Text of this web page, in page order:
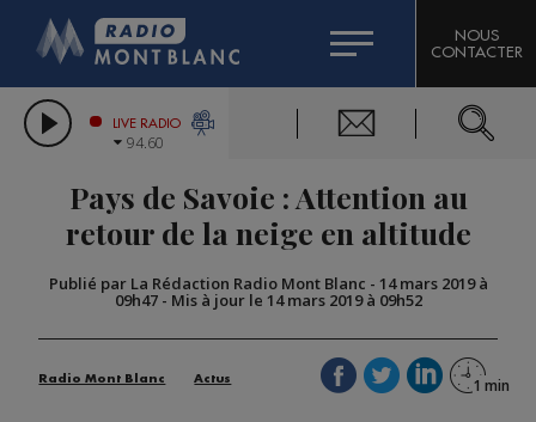
LES CHRONIQUES DE L'EXPERT
CITIZEN MACHINERY
GRAND MASSIF DOMAINES SKIABLES
BIGARD
COMPAGNIE DU MONT-BLANC
NOUS
CONTACTER
LIVE RADIO
94.60
Pays de Savoie : Attention au
retour de la neige en altitude
Publié par La Rédaction Radio Mont Blanc - 14 mars 2019 à
09h47- Mis à jour le 14 mars 2019 à 09h52
Radio Mont Blanc Actus